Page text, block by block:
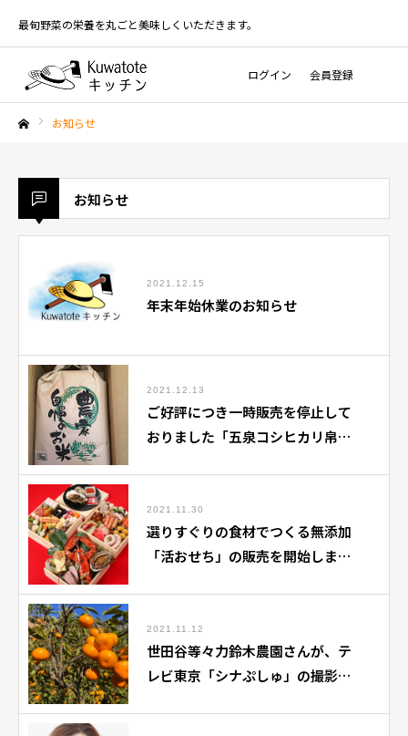
最旬野菜の栄養を丸ごと美味しくいただきます。
ログイン 会員登録
お知らせ
お知らせ
2021.12.15
年末年始休業のお知らせ
2021.12.13
ご好評につき一時販売を停止して
おりました「五泉コシヒカリ帛
2021.11.30
選りすぐりの食材でつくる無添加
「活おせち」の販売を開始しまし
2021.11.12
世田谷等々力鈴木農園さんが、テ
レビ東京「シナぷしゅ」の撮影協